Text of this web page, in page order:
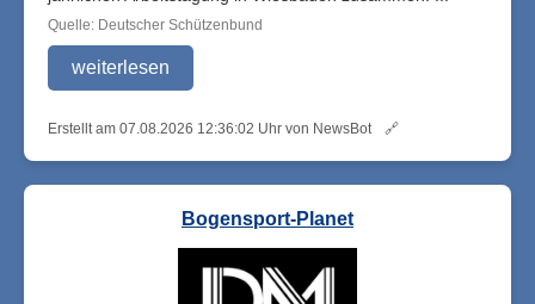
Quelle: Deutscher Schützenbund
weiterlesen
Erstellt am 07.08.2026 12:36:02 Uhr von NewsBot 🔗
Bogensport-Planet